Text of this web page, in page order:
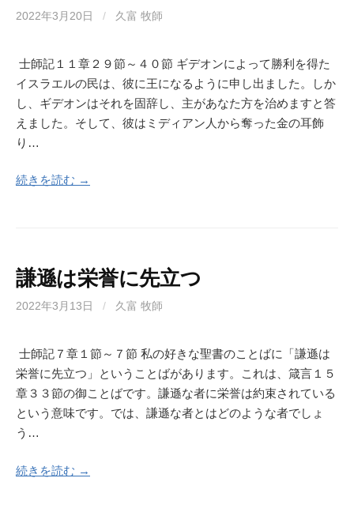
2022年3月20日 / 久富 牧師
士師記１１章２９節～４０節 ギデオンによって勝利を得た
イスラエルの民は、彼に王になるように申し出ました。しか
し、ギデオンはそれを固辞し、主があなた方を治めますと答
えました。そして、彼はミディアン人から奪った金の耳飾
り…
続きを読む →
謙遜は栄誉に先立つ
2022年3月13日 / 久富 牧師
士師記７章１節～７節 私の好きな聖書のことばに「謙遜は
栄誉に先立つ」ということばがあります。これは、箴言１５
章３３節の御ことばです。謙遜な者に栄誉は約束されている
という意味です。では、謙遜な者とはどのような者でしょ
う…
続きを読む →